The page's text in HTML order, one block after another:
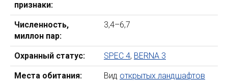
признаки:
Численность,
миллон пар:
3,4–6,7
Охранный статус: SPEC 4, BERNA 3
Места обитания: Вид открытых ландшафтов